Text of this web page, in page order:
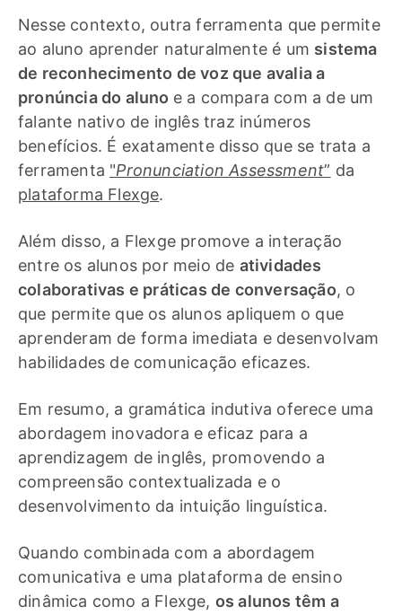
Nesse contexto, outra ferramenta que permite
ao aluno aprender naturalmente é um sistema
de reconhecimento de voz que avalia a
pronúncia do aluno e a compara com a de um
falante nativo de inglês traz inúmeros
benefícios. É exatamente disso que se trata a
ferramenta "Pronunciation Assessment” da
plataforma Flexge.
Além disso, a Flexge promove a interação
entre os alunos por meio de atividades
colaborativas e práticas de conversação, o
que permite que os alunos apliquem o que
aprenderam de forma imediata e desenvolvam
habilidades de comunicação eficazes.
Em resumo, a gramática indutiva oferece uma
abordagem inovadora e eficaz para a
aprendizagem de inglês, promovendo a
compreensão contextualizada e o
desenvolvimento da intuição linguística.
Quando combinada com a abordagem
comunicativa e uma plataforma de ensino
dinâmica como a Flexge, os alunos têm a